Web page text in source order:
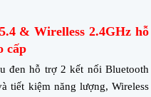
& Wirelless 2.4GHz hỗ
cấp
đen hỗ trợ 2 kết nối Bluetooth
tiết kiệm năng lượng, Wireless